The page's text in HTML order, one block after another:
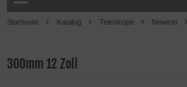
Startseite Katalog Teleskope Newton
300mm 12 Zoll